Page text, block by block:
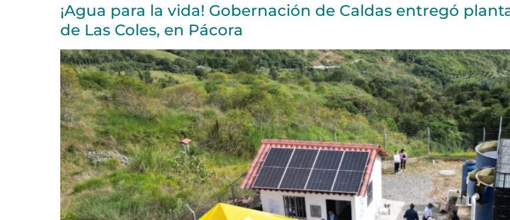
¡Agua para la vida! Gobernación de Caldas entregó
de Las Coles, en Pácora